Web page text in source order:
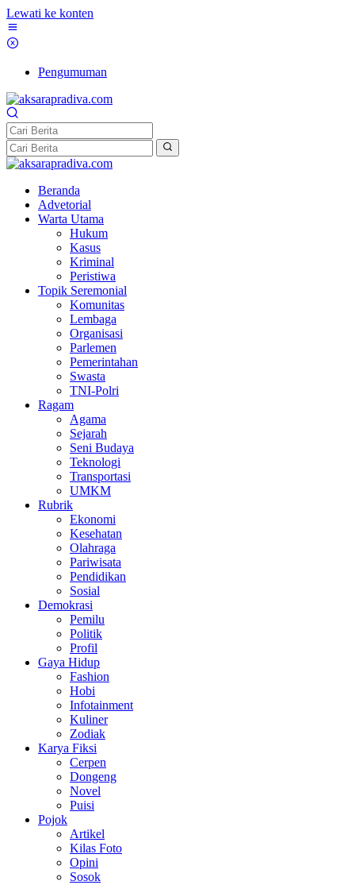
Lewati ke konten
Pengumuman
Beranda
Advetorial
Warta Utama
Hukum
Kasus
Kriminal
Peristiwa
Topik Seremonial
Komunitas
Lembaga
Organisasi
Parlemen
Pemerintahan
Swasta
TNI-Polri
Ragam
Agama
Sejarah
Seni Budaya
Teknologi
Transportasi
UMKM
Rubrik
Ekonomi
Kesehatan
Olahraga
Pariwisata
Pendidikan
Sosial
Demokrasi
Pemilu
Politik
Profil
Gaya Hidup
Fashion
Hobi
Infotainment
Kuliner
Zodiak
Karya Fiksi
Cerpen
Dongeng
Novel
Puisi
Pojok
Artikel
Kilas Foto
Opini
Sosok